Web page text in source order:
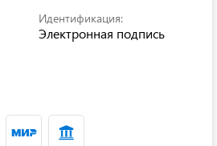
Идентификация:
Электронная подпись